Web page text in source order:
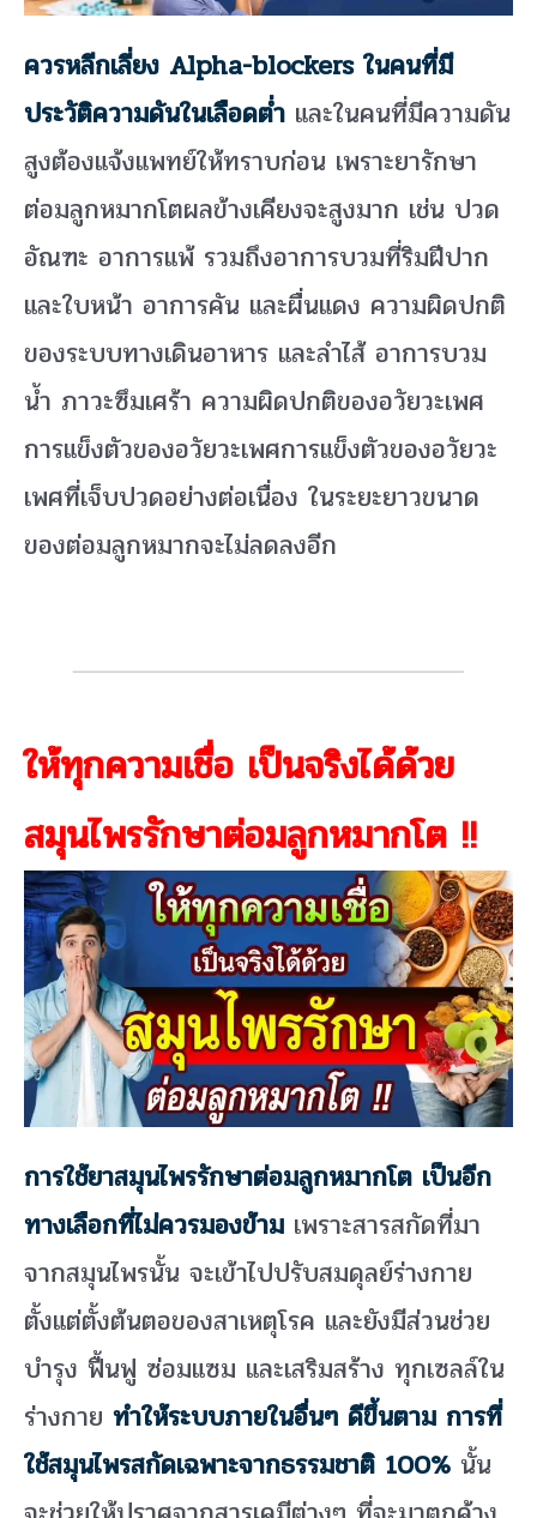
ควรหลีกเลี่ยง Alpha-blockers ในคนที่มี
ประวัติความดันในเลือดต่ำ และในคนที่มีความดัน
สูงต้องแจ้งแพทย์ให้ทราบก่อน เพราะยารักษา
ต่อมลูกหมากโตผลข้างเคียงจะสูงมาก เช่น ปวด
อัณฑะ อาการแพ้ รวมถึงอาการบวมที่ริมฝีปาก
และใบหน้า อาการคัน และผื่นแดง ความผิดปกติ
ของระบบทางเดินอาหาร และลำไส้ อาการบวม
น้ำ ภาวะซึมเศร้า ความผิดปกติของอวัยวะเพศ
การแข็งตัวของอวัยวะเพศการแข็งตัวของอวัยวะ
เพศที่เจ็บปวดอย่างต่อเนื่อง ในระยะยาวขนาด
ของต่อมลูกหมากจะไม่ลดลงอีก
ให้ทุกความเชื่อ เป็นจริงได้ด้วย
สมุนไพรรักษาต่อมลูกหมากโต !!
การใช้ยาสมุนไพรรักษาต่อมลูกหมากโต เป็นอีก
ทางเลือกที่ไม่ควรมองข้าม เพราะสารสกัดที่มา
จากสมุนไพรนั้น จะเข้าไปปรับสมดุลย์ร่างกาย
ตั้งแต่ตั้งต้นตอของสาเหตุโรค และยังมีส่วนช่วย
บำรุง ฟื้นฟู ซ่อมแซม และเสริมสร้าง ทุกเซลล์ใน
ร่างกาย ทำให้ระบบภายในอื่นๆ ดีขึ้นตาม การที่
ใช้สมุนไพรสกัดเฉพาะจากธรรมชาติ 100% นั้น